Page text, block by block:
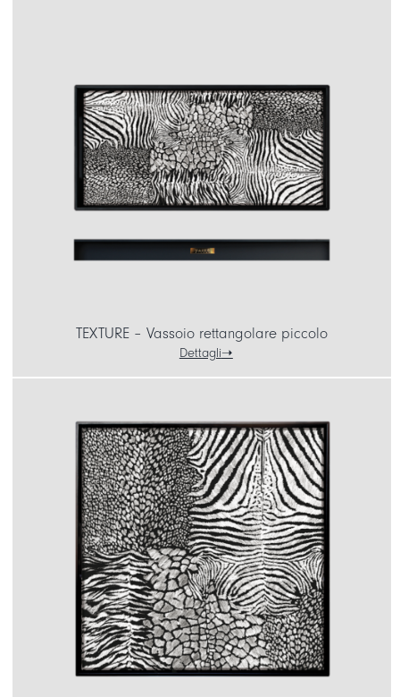
TEXTURE – Vassoio rettangolare piccolo
Dettagli